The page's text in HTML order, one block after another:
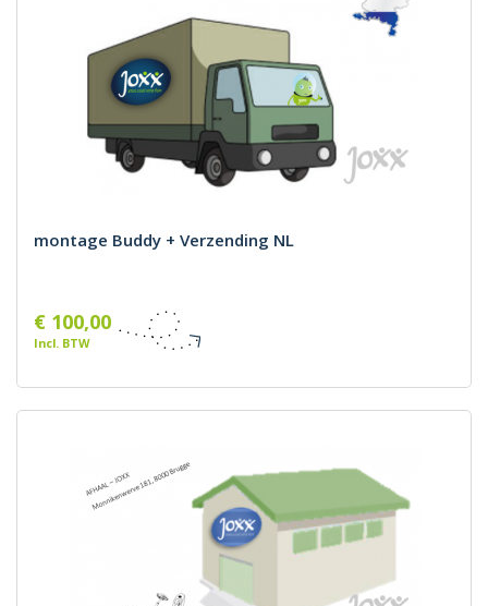
montage Buddy + Verzending NL
€ 100,00
Incl. BTW